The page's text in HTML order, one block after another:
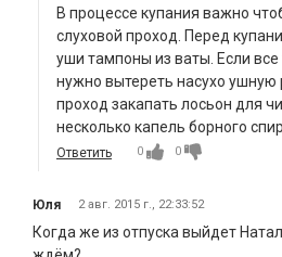
В процессе купания важно
слуховой проход. Перед
уши тампоны из ваты. Если все
нужно вытереть насухо ушную
проход закапать лосьон для
несколько капель борного
Ответить 0 0
Юля 2 авг. 2015 г., 22:33:52
Когда же из отпуска выйдет